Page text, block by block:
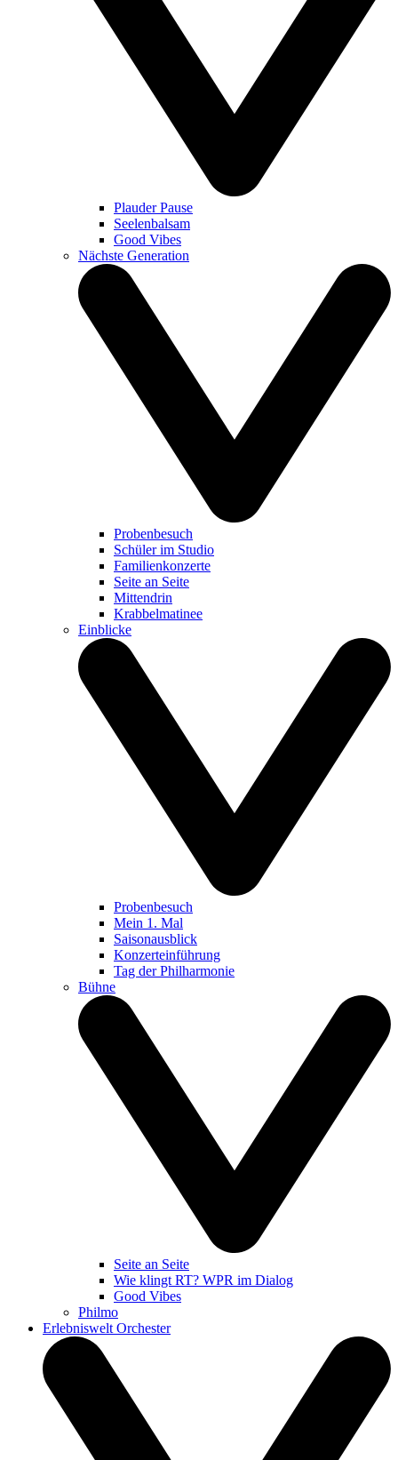
Plauder Pause
Seelenbalsam
Good Vibes
Nächste Generation
Probenbesuch
Schüler im Studio
Familienkonzerte
Seite an Seite
Mittendrin
Krabbelmatinee
Einblicke
Probenbesuch
Mein 1. Mal
Saisonausblick
Konzerteinführung
Tag der Philharmonie
Bühne
Seite an Seite
Wie klingt RT? WPR im Dialog
Good Vibes
Philmo
Erlebniswelt Orchester